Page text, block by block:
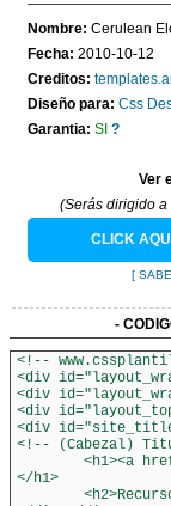
Nombre: Cerulean
Fecha: 2010-10-12
Creditos:
Diseño para: Css
Garantia: SI ?
Ver
(Serás dirigido
CLICK
[
-